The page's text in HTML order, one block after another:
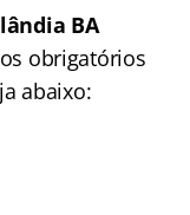
BA
obrigatórios
abaixo: